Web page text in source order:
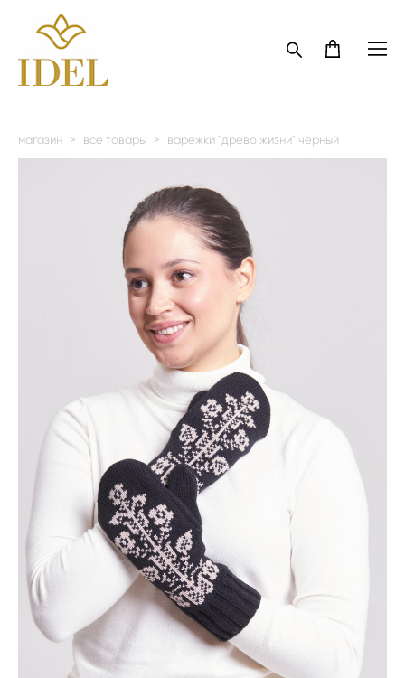
магазин > все товары > варежки "древо жизни" черный